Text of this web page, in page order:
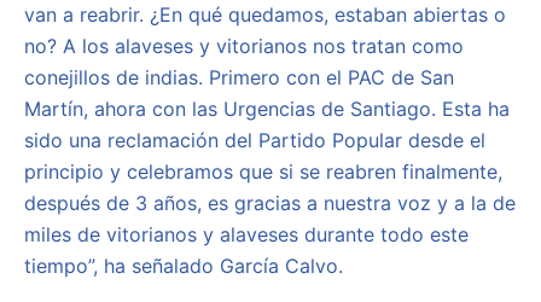
van a reabrir. ¿En qué quedamos, estaban abiertas o
no? A los alaveses y vitorianos nos tratan como
conejillos de indias. Primero con el PAC de San
Martín, ahora con las Urgencias de Santiago. Esta ha
sido una reclamación del Partido Popular desde el
principio y celebramos que si se reabren finalmente,
después de 3 años, es gracias a nuestra voz y a la de
miles de vitorianos y alaveses durante todo este
tiempo”, ha señalado García Calvo.